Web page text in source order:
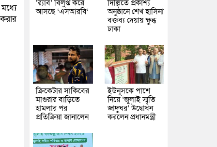
‘র‍্যাব’ বিলুপ্ত করে
আসছে ‘এসআরবি’
দিল্লিতে প্রকাশ্য
অনুষ্ঠানে শেখ হাসিনা
বক্তব্য দেয়ায় ক্ষুব্ধ
ঢাকা
ক্রিকেটার সাকিবের
মাগুরার বাড়িতে
হামলার পর
প্রতিক্রিয়া জানালেন
ইউনূসকে পাশে
নিয়ে ‘জুলাই স্মৃতি
জাদুঘর’ উদ্বোধন
করলেন প্রধানমন্ত্রী